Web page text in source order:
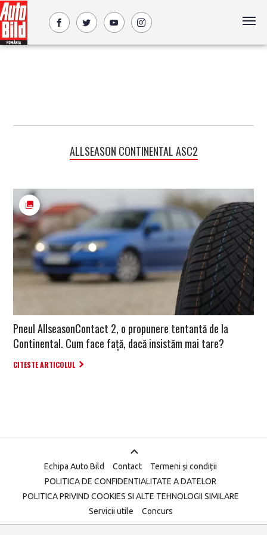
ALLSEASON CONTINENTAL ASC2
Pneul AllseasonContact 2, o propunere tentantă de la
Continental. Cum face față, dacă insistăm mai tare?
CITESTE ARTICOLUL
Echipa Auto Bild Contact
Termeni și condiții
POLITICA DE CONFIDENTIALITATE A DATELOR
POLITICA PRIVIND COOKIES SI ALTE TEHNOLOGII SIMILARE
Servicii utile
Concurs